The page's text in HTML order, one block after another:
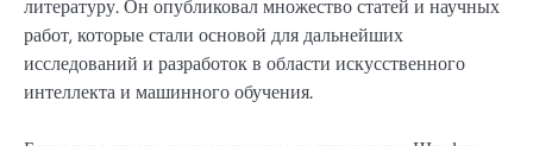
литературу. Он опубликовал множество статей и научных
работ, которые стали основой для дальнейших
исследований и разработок в области искусственного
интеллекта и машинного обучения.